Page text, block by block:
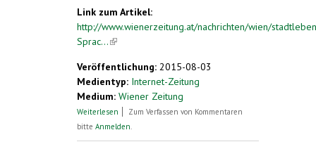
Link zum Artikel:
http://www.wienerzeitung.at/nachrichten/wien/
Sprac...(link is external)
Veröffentlichung: 2015-08-03
Medientyp: Internet-Zeitung
Medium: Wiener Zeitung
Weiterlesen über Esperantomuseum. Die Sprache der
Zum Verfassen von Kommentaren
bitte Anmelden